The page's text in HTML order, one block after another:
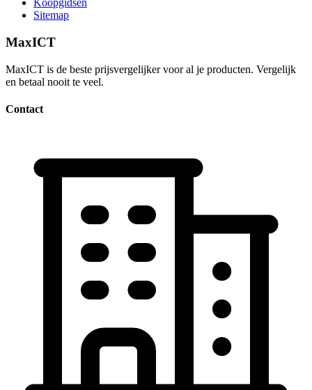
Koopgidsen
Sitemap
MaxICT
MaxICT is de beste prijsvergelijker voor al je producten. Vergelijk
en betaal nooit te veel.
Contact